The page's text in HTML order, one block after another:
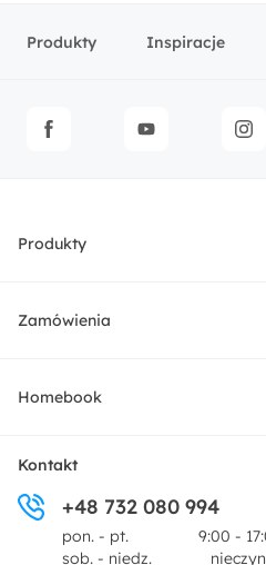
Produkty Inspiracje
Produkty
Meble
Dekoracje i akcesoria
Zamówienia
Dostawa
Zwroty
Homebook
O nas
Centrum prasowe
Kontakt
+48 732 080 994
pon. - pt.
9:00 -
sob. - niedz.